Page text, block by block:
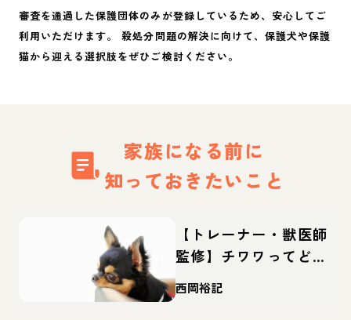
審査を通過した保護団体のみが登録しているため、安心してご
利用いただけます。 殺処分問題の解決に向けて、保護犬や保護
猫から迎える選択肢をぜひご検討ください。
家族になる前に
知っておきたいこと
【トレーナー・獣医師
監修】チワワってどん
な犬？性格・特徴・育
て方・迎え方
西岡裕記